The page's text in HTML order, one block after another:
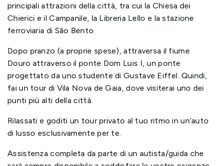
principali attrazioni della città, tra cui la Chiesa dei
Chierici e il Campanile, la Libreria Lello e la stazione
ferroviaria di São Bento.
Dopo pranzo (a proprie spese), attraversa il fiume
Douro attraverso il ponte Dom Luis I, un ponte
progettato da uno studente di Gustave Eiffel. Quindi,
fai un tour di Vila Nova de Gaia, dove visiterai uno dei
punti più alti della città.
Rilassati e goditi un tour privato al tuo ritmo in un’auto
di lusso esclusivamente per te.
Assistenza completa da parte di un autista/guida che